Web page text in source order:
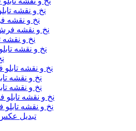
نخ و نقشه
نخ و نقشه
نخ و نقشه
نخ و نقشه
نخ و نقشه
نخ و نقشه
نخ و نقشه
نخ و نقشه
نخ و نقشه
نخ و نقشه
تبدیل